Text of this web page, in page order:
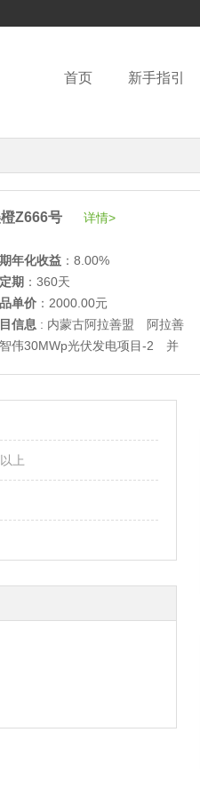
首页 新手指引
Z666号 详情>
年化收益 ：8.00%
期 ：360天
单价 ：2000.00元
信息 : 内蒙古阿拉善盟 阿拉善
伟30MWp光伏发电项目-2 并
上